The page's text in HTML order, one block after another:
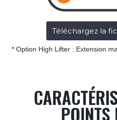
Téléchargez la
* Option High Lifter : Extension
POINTS